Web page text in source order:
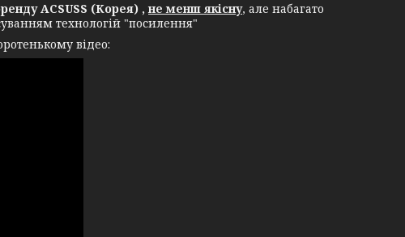
ACSUSS (Корея) ,не менш якісну, але набагато
технологій "посилення"
відео: